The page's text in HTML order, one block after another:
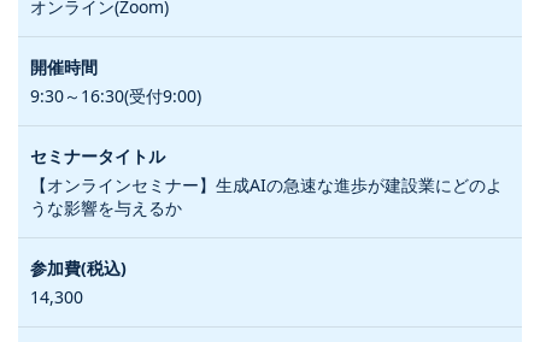
オンライン(Zoom)
9:30～16:30(受付9:00)
【オンラインセミナー】生成AIの急速な進歩が建設業にどのよ
うな影響を与えるか
14,300